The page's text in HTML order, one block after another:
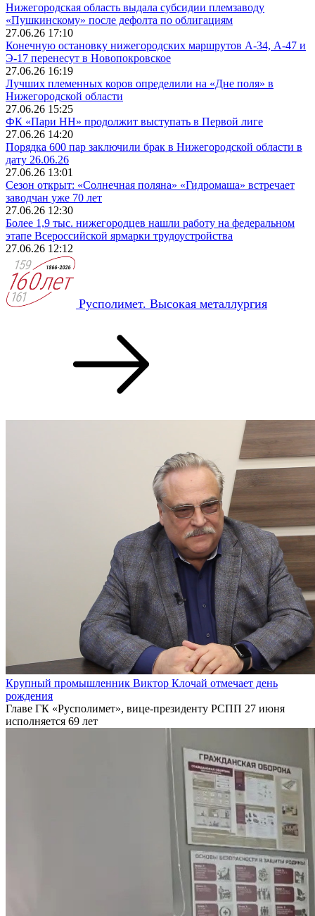
Нижегородская область выдала субсидии племзаводу
«Пушкинскому» после дефолта по облигациям
27.06.26 17:10
Конечную остановку нижегородских маршрутов А-34, А-47 и
Э‑17 перенесут в Новопокровское
27.06.26 16:19
Лучших племенных коров определили на «Дне поля» в
Нижегородской области
27.06.26 15:25
ФК «Пари НН» продолжит выступать в Первой лиге
27.06.26 14:20
Порядка 600 пар заключили брак в Нижегородской области в
дату 26.06.26
27.06.26 13:01
Сезон открыт: «Солнечная поляна» «Гидромаша» встречает
заводчан уже 70 лет
27.06.26 12:30
Более 1,9 тыс. нижегородцев нашли работу на федеральном
этапе Всероссийской ярмарки трудоустройства
27.06.26 12:12
Русполимет. Высокая металлургия
Крупный промышленник Виктор Клочай отмечает день
рождения
Главе ГК «Русполимет», вице-президенту РСПП 27 июня
исполняется 69 лет